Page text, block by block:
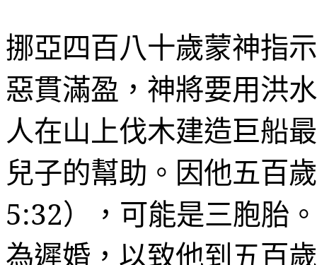
挪亞四百八十歲蒙神指
惡貫滿盈，神將要用洪
人在山上伐木建造巨船
兒子的幫助。因他五百
5:32），可能是三胞胎
為遲婚，以致他到五百